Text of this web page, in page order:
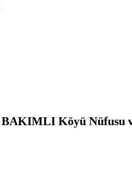
BAKIMLI Köyü Nüfusu